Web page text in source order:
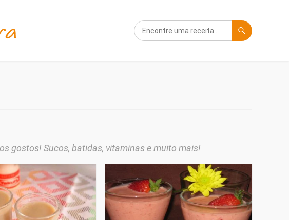
gostos! Sucos, batidas, vitaminas e muito mais!